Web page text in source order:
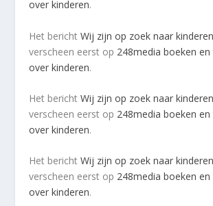
over kinderen.
Het berichtWij zijn op zoek naar
verscheen eerst op 248media boeken
over kinderen.
Het berichtWij zijn op zoek naar
verscheen eerst op 248media boeken
over kinderen.
Het berichtWij zijn op zoek naar
verscheen eerst op 248media boeken
over kinderen.